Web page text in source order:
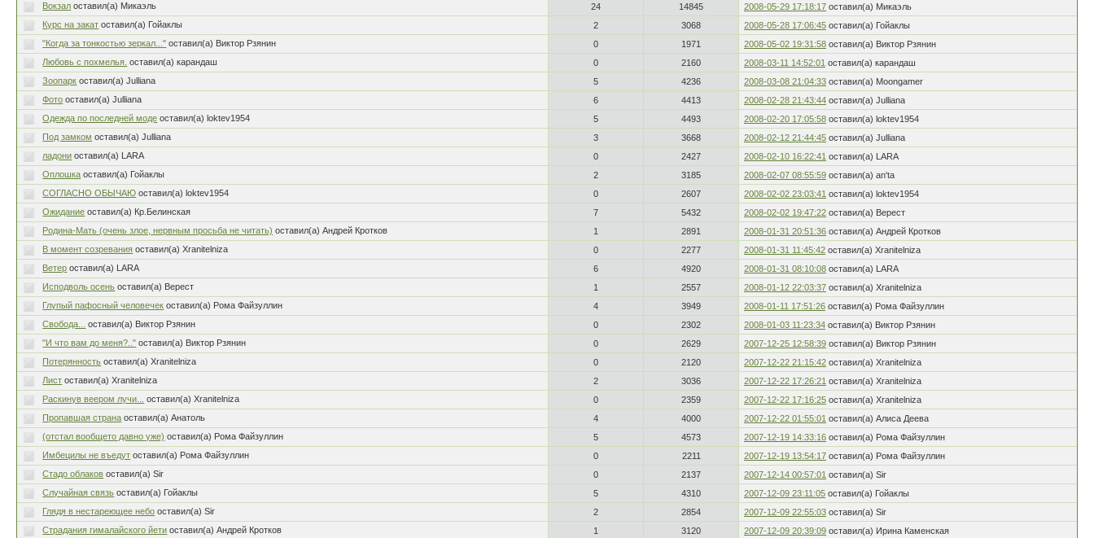
Вокзал оставил(а) Микаэль 24 14845 2008-05-29 17:18:17 оставил(а) Микаэль
Курс на закат оставил(а) Гойаклы 2 3068 2008-05-28 17:06:45 оставил(а) Гойаклы
"Когда за тонкостью зеркал..." оставил(а) Виктор Рзянин 0 1971 2008-05-02 19:31:58 оставил(а) Виктор Рзянин
Любовь с похмелья. оставил(а) карандаш 0 2160 2008-03-11 14:52:01 оставил(а) карандаш
Зоопарк оставил(а) Julliana 5 4236 2008-03-08 21:04:33 оставил(а) Moongamer
Фото оставил(а) Julliana 6 4413 2008-02-28 21:43:44 оставил(а) Julliana
Одежда по последней моде оставил(а) loktev1954 5 4493 2008-02-20 17:05:58 оставил(а) loktev1954
Под замком оставил(а) Julliana 3 3668 2008-02-12 21:44:45 оставил(а) Julliana
ладони оставил(а) LARA 0 2427 2008-02-10 16:22:41 оставил(а) LARA
Оплошка оставил(а) Гойаклы 2 3185 2008-02-07 08:55:59 оставил(а) an'ta
СОГЛАСНО ОБЫЧАЮ оставил(а) loktev1954 0 2607 2008-02-02 23:03:41 оставил(а) loktev1954
Ожидание оставил(а) Кр.Белинская 7 5432 2008-02-02 19:47:22 оставил(а) Верест
Родина-Мать (очень злое, нервным просьба не читать) оставил(а) Андрей Кротков 1 2891 2008-01-31 20:51:36 оставил(а) Андрей Кротков
В момент созревания оставил(а) Xranitelniza 0 2277 2008-01-31 11:45:42 оставил(а) Xranitelniza
Ветер оставил(а) LARA 6 4920 2008-01-31 08:10:08 оставил(а) LARA
Исподволь осень оставил(а) Верест 1 2557 2008-01-12 22:03:37 оставил(а) Xranitelniza
Глупый пафосный человечек оставил(а) Рома Файзуллин 4 3949 2008-01-11 17:51:26 оставил(а) Рома Файзуллин
Свобода...
оставил(а) Виктор Рзянин 0 2302 2008-01-03 11:23:34 оставил(а) Виктор Рзянин
"И что вам до меня?.." оставил(а) Виктор Рзянин 0 2629 2007-12-25 12:58:39 оставил(а) Виктор Рзянин
Потерянность оставил(а) Xranitelniza 0 2120 2007-12-22 21:15:42 оставил(а) Xranitelniza
Лист оставил(а) Xranitelniza 2 3036 2007-12-22 17:26:21 оставил(а) Xranitelniza
Раскинув веером лучи...
оставил(а) Xranitelniza 0 2359 2007-12-22 17:16:25 оставил(а) Xranitelniza
Пропавшая страна оставил(а) Анатоль 4 4000 2007-12-22 01:55:01 оставил(а) Алиса Деева
(отстал вообщето давно уже) оставил(а) Рома Файзуллин 5 4573 2007-12-19 14:33:16 оставил(а) Рома Файзуллин
Имбецилы не въедут оставил(а) Рома Файзуллин 0 2211 2007-12-19 13:54:17 оставил(а) Рома Файзуллин
Стадо облаков оставил(а) Sir 0 2137 2007-12-14 00:57:01 оставил(а) Sir
Случайная связь оставил(а) Гойаклы 5 4310 2007-12-09 23:11:05 оставил(а) Гойаклы
Глядя в нестареющее небо оставил(а) Sir 2 2854 2007-12-09 22:55:03 оставил(а) Sir
Страдания гималайского йети оставил(а) Андрей Кротков 1 3120 2007-12-09 20:39:09 оставил(а) Ирина Каменская